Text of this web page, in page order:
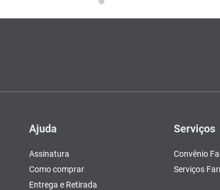
Ajuda
Assinatura
Como comprar
Entrega e Retirada
Serviços
Convênio
Serviços